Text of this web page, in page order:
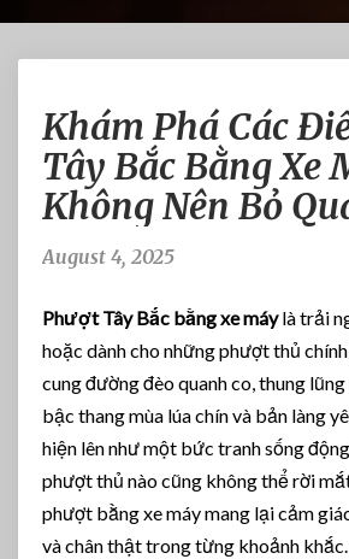
h
m
P
h
c
Đ
i
ể
m
h
ư
ợ
Khám Phá Các
Tây Bắc Bằng Xe
Không Nên Bỏ
August 4, 2025
Phượt Tây Bắc bằng xe máylà trải
hoặc dành cho những phượt thủ
cung đường đèo quanh co, thung
bậc thang mùa lúa chín và bản làng
hiện lên như một bức tranh sống
phượt thủ nào cũng không thể rời
phượt bằng xe máy mang lại cảm
và chân thật trong từng khoảnh